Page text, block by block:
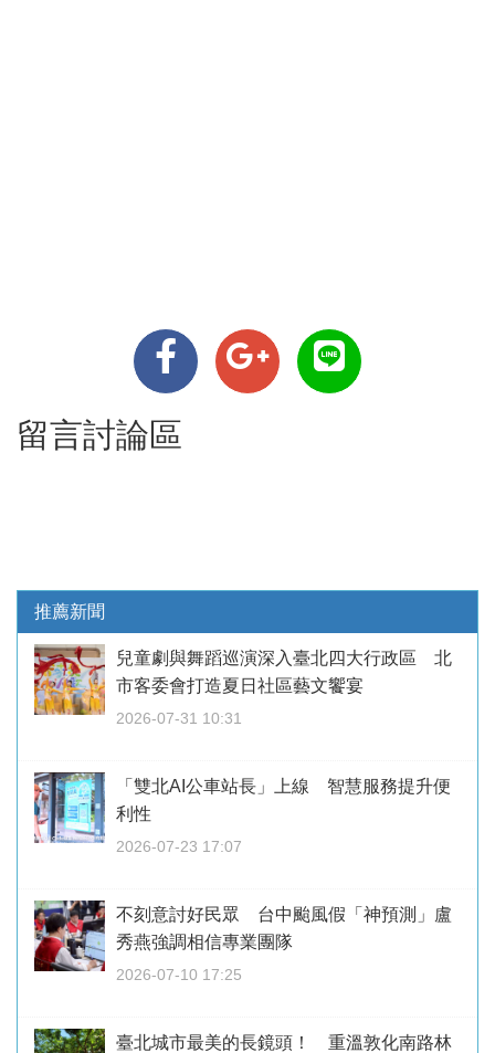
留言討論區
推薦新聞
兒童劇與舞蹈巡演深入臺北四大行政區 北
市客委會打造夏日社區藝文饗宴
2026-07-31 10:31
「雙北AI公車站長」上線 智慧服務提升便
利性
2026-07-23 17:07
不刻意討好民眾 台中颱風假「神預測」盧
秀燕強調相信專業團隊
2026-07-10 17:25
臺北城市最美的長鏡頭！ 重溫敦化南路林